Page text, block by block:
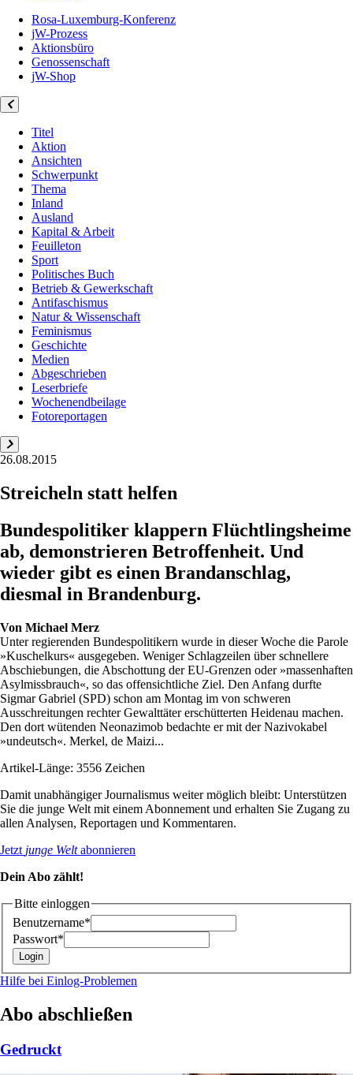
Rosa-Luxemburg-Konferenz
jW-Prozess
Aktionsbüro
Genossenschaft
jW-Shop
Titel
Aktion
Ansichten
Schwerpunkt
Thema
Inland
Ausland
Kapital & Arbeit
Feuilleton
Sport
Politisches Buch
Betrieb & Gewerkschaft
Antifaschismus
Natur & Wissenschaft
Feminismus
Geschichte
Medien
Abgeschrieben
Leserbriefe
Wochenendbeilage
Fotoreportagen
26.08.2015
Streicheln statt helfen
Bundespolitiker klappern Flüchtlingsheime
ab, demonstrieren Betroffenheit. Und
wieder gibt es einen Brandanschlag,
diesmal in Brandenburg.
Von Michael Merz
Unter regierenden Bundespolitikern wurde in dieser Woche die Parole
»Kuschelkurs« ausgegeben. Weniger Schlagzeilen über schnellere
Abschiebungen, die Abschottung der EU-Grenzen oder »massenhaften
Asylmissbrauch«, so das offensichtliche Ziel. Den Anfang durfte
Sigmar Gabriel (SPD) schon am Montag im von schweren
Ausschreitungen rechter Gewalttäter erschütterten Heidenau machen.
Den dort wütenden Neonazimob bedachte er mit der Nazivokabel
»undeutsch«. Merkel, de Maizi...
Artikel-Länge: 3556 Zeichen
Damit unabhängiger Journalismus weiter möglich bleibt: Unterstützen
Sie die junge Welt mit einem Abonnement und erhalten Sie Zugang zu
allen Analysen, Reportagen und Kommentaren.
Jetzt junge Weltabonnieren
Dein Abo zählt!
Bitte einloggen
Benutzername*
Passwort*
Hilfe bei Einlog-Problemen
Abo abschließen
Gedruckt